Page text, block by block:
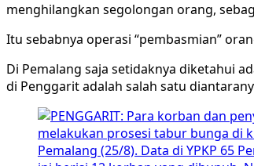
menghilangkan segolongan orang,
Itu sebabnya operasi “pembasmian”
Di Pemalang saja setidaknya diketahui
di Penggarit adalah salah satu